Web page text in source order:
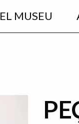
EL MUSEU